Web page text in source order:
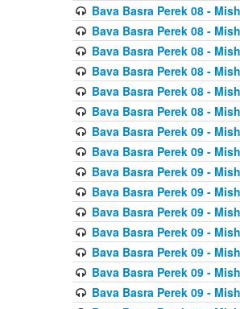
Bava Basra Perek 08 -
Bava Basra Perek 08 -
Bava Basra Perek 08 -
Bava Basra Perek 08 -
Bava Basra Perek 08 -
Bava Basra Perek 08 -
Bava Basra Perek 09 -
Bava Basra Perek 09 -
Bava Basra Perek 09 -
Bava Basra Perek 09 -
Bava Basra Perek 09 -
Bava Basra Perek 09 -
Bava Basra Perek 09 -
Bava Basra Perek 09 -
Bava Basra Perek 09 -